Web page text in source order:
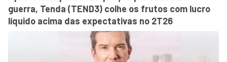
guerra, Tenda (TEND3) colhe os frutos com lucro
líquido acima das expectativas no 2T26